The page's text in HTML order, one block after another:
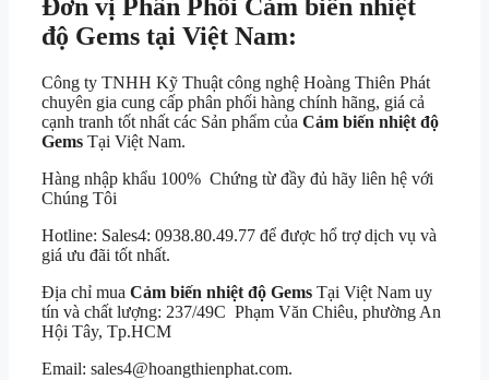
Đơn vị Phân Phối Cảm biến nhiệt
độ Gems tại Việt Nam:
Công ty TNHH Kỹ Thuật công nghệ Hoàng Thiên Phát
chuyên gia cung cấp phân phối hàng chính hãng, giá cả
cạnh tranh tốt nhất các Sản phẩm của Cảm biến nhiệt độ
Gems Tại Việt Nam.
Hàng nhập khẩu 100% Chứng từ đầy đủ hãy liên hệ với
Chúng Tôi
Hotline: Sales4: 0938.80.49.77 để được hổ trợ dịch vụ và
giá ưu đãi tốt nhất.
Địa chỉ mua Cảm biến nhiệt độ Gems Tại Việt Nam uy
tín và chất lượng: 237/49C Phạm Văn Chiêu, phường An
Hội Tây, Tp.HCM
Email: sales4@hoangthienphat.com.